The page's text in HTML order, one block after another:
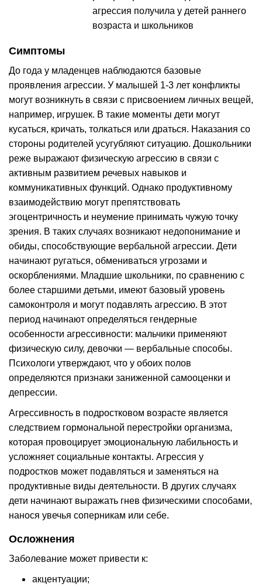
агрессия получила у детей раннего
возраста и школьников
Симптомы
До года у младенцев наблюдаются базовые
проявления агрессии. У малышей 1-3 лет конфликты
могут возникнуть в связи с присвоением личных вещей,
например, игрушек. В такие моменты дети могут
кусаться, кричать, толкаться или драться. Наказания со
стороны родителей усугубляют ситуацию. Дошкольники
реже выражают физическую агрессию в связи с
активным развитием речевых навыков и
коммуникативных функций. Однако продуктивному
взаимодействию могут препятствовать
эгоцентричность и неумение принимать чужую точку
зрения. В таких случаях возникают недопонимание и
обиды, способствующие вербальной агрессии. Дети
начинают ругаться, обмениваться угрозами и
оскорблениями. Младшие школьники, по сравнению с
более старшими детьми, имеют базовый уровень
самоконтроля и могут подавлять агрессию. В этот
период начинают определяться гендерные
особенности агрессивности: мальчики применяют
физическую силу, девочки — вербальные способы.
Психологи утверждают, что у обоих полов
определяются признаки заниженной самооценки и
депрессии.
Агрессивность в подростковом возрасте является
следствием гормональной перестройки организма,
которая провоцирует эмоциональную лабильность и
усложняет социальные контакты. Агрессия у
подростков может подавляться и заменяться на
продуктивные виды деятельности. В других случаях
дети начинают выражать гнев физическими способами,
нанося увечья соперникам или себе.
Осложнения
Заболевание может привести к:
акцентуации;